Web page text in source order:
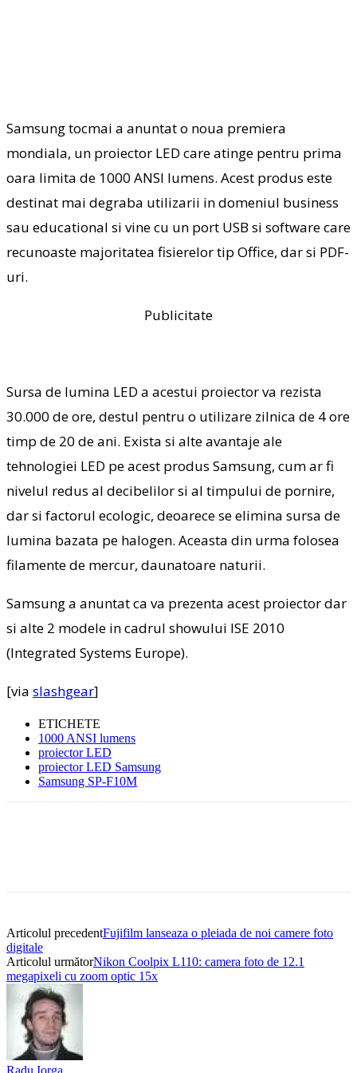
Samsung tocmai a anuntat o noua premiera
mondiala, un proiector LED care atinge pentru prima
oara limita de 1000 ANSI lumens. Acest produs este
destinat mai degraba utilizarii in domeniul business
sau educational si vine cu un port USB si software care
recunoaste majoritatea fisierelor tip Office, dar si PDF-
uri.
Publicitate
Sursa de lumina LED a acestui proiector va rezista
30.000 de ore, destul pentru o utilizare zilnica de 4 ore
timp de 20 de ani. Exista si alte avantaje ale
tehnologiei LED pe acest produs Samsung, cum ar fi
nivelul redus al decibelilor si al timpului de pornire,
dar si factorul ecologic, deoarece se elimina sursa de
lumina bazata pe halogen. Aceasta din urma folosea
filamente de mercur, daunatoare naturii.
Samsung a anuntat ca va prezenta acest proiector dar
si alte 2 modele in cadrul showului ISE 2010
(Integrated Systems Europe).
[via slashgear]
ETICHETE
1000 ANSI lumens
proiector LED
proiector LED Samsung
Samsung SP-F10M
Articolul precedentFujifilm lanseaza o pleiada de noi camere foto
digitale
Articolul următorNikon Coolpix L110: camera foto de 12.1
megapixeli cu zoom optic 15x
Radu Iorga